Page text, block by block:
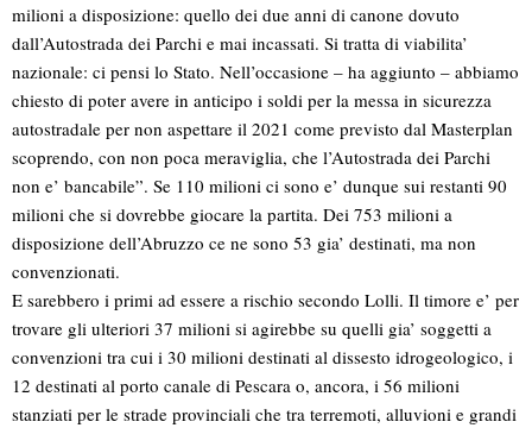
milioni a disposizione: quello dei due anni di canone dovuto
dall’Autostrada dei Parchi e mai incassati. Si tratta di viabilita’
nazionale: ci pensi lo Stato. Nell’occasione – ha aggiunto – abbiamo
chiesto di poter avere in anticipo i soldi per la messa in sicurezza
autostradale per non aspettare il 2021 come previsto dal Masterplan
scoprendo, con non poca meraviglia, che l’Autostrada dei Parchi
non e’ bancabile”. Se 110 milioni ci sono e’ dunque sui restanti 90
milioni che si dovrebbe giocare la partita. Dei 753 milioni a
disposizione dell’Abruzzo ce ne sono 53 gia’ destinati, ma non
convenzionati.
E sarebbero i primi ad essere a rischio secondo Lolli. Il timore e’ per
trovare gli ulteriori 37 milioni si agirebbe su quelli gia’ soggetti a
convenzioni tra cui i 30 milioni destinati al dissesto idrogeologico, i
12 destinati al porto canale di Pescara o, ancora, i 56 milioni
stanziati per le strade provinciali che tra terremoti, alluvioni e grandi